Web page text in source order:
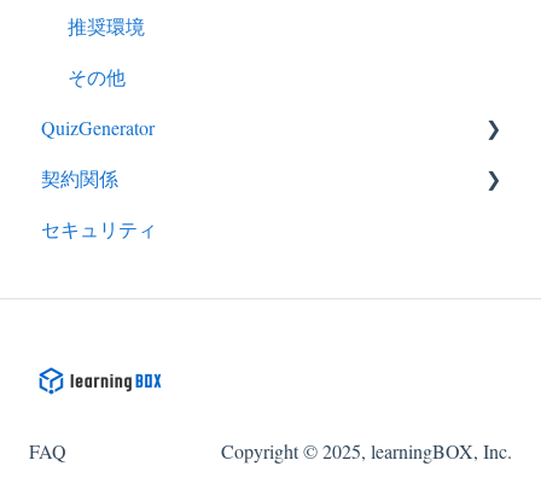
推奨環境
その他
QuizGenerator
QuizGeneratorの特徴
クイズ作成－出題形式
カスタマイズ
契約関係
ライセンス
支払い
セキュリティ
FAQ Copyright © 2025, learningBOX, Inc.